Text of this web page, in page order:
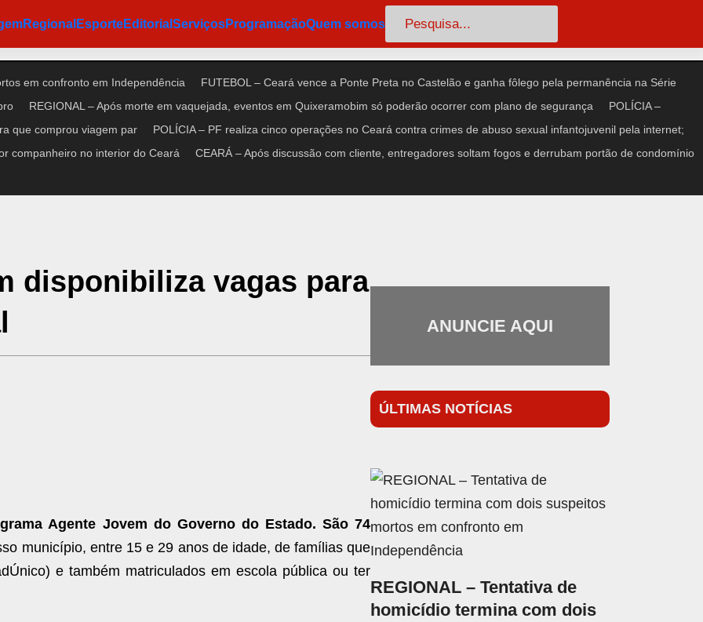
Regional EsporteEditorial ServiçosProgramaçãoQuem somos Pesquisar
em confronto em Independência
FUTEBOL – Ceará vence a Ponte Preta no Castelão e ganha fôlego pela permanência na Série
REGIONAL – Após morte em vaquejada, eventos em Quixeramobim só poderão ocorrer com plano de segurança
POLÍCIA –
que comprou viagem par
POLÍCIA – PF realiza cinco operações no Ceará contra crimes de abuso sexual infantojuvenil pela internet;
companheiro no interior do Ceará
CEARÁ – Após discussão com cliente, entregadores soltam fogos e derrubam portão de condomínio
disponibiliza vagas para
Agente Jovem do Governo do Estado. São 74
município, entre 15 e 29 anos de idade, de famílias que
e também matriculados em escola pública ou ter
ANUNCIE AQUI
ÚLTIMAS NOTÍCIAS
REGIONAL – Tentativa de
homicídio termina com dois